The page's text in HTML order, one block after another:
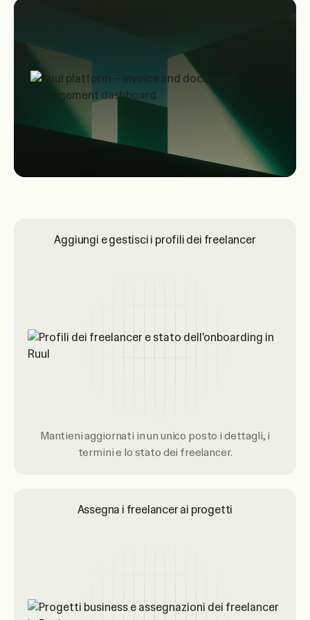
Aggiungi e gestisci i profili dei freelancer
Mantieni aggiornati in un unico posto i dettagli, i
termini e lo stato dei freelancer.
Assegna i freelancer ai progetti